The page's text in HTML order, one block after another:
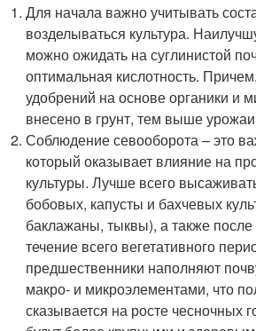
Для начала важно учитывать
возделываться культура.
можно ожидать на суглинистой
оптимальная кислотность.
удобрений на основе органики и
внесено в грунт, тем выше
Соблюдение севооборота – это
который оказывает влияние на
культуры. Лучше всего
бобовых, капусты и бахчевых
баклажаны, тыквы), а также
течение всего вегетативного
предшественники наполняют
макро- и микроэлементами, что
сказывается на росте чесночных